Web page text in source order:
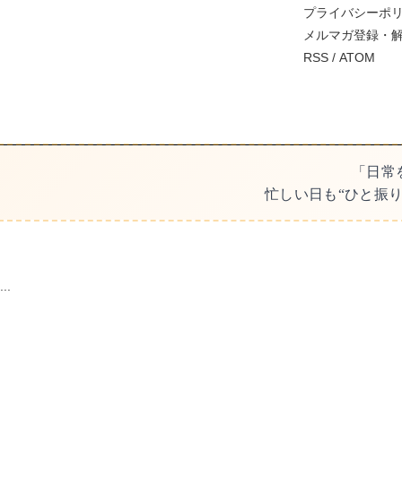
プライバシーポ
メルマガ登録・
RSS / ATOM
「日
忙しい日も“ひと振
...